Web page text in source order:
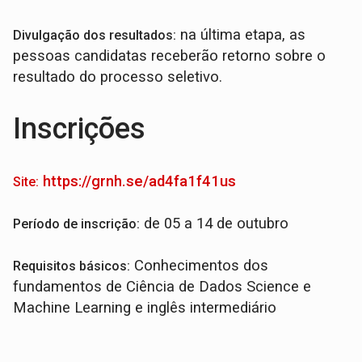
Divulgação dos resultados: na última etapa, as
pessoas candidatas receberão retorno sobre o
resultado do processo seletivo.
Inscrições
Site: https://grnh.se/ad4fa1f41us
Período de inscrição: de 05 a 14 de outubro
Requisitos básicos: Conhecimentos dos
fundamentos de Ciência de Dados Science e
Machine Learning e inglês intermediário